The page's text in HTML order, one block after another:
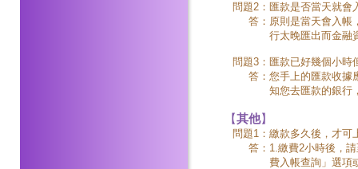
問題2： 匯款是否當天就會
答： 原則是當天會入帳
行太晚匯出而金融
問題3： 匯款已好幾個小時
答： 您手上的匯款收據
知您去匯款的銀行
【其他】
問題1： 繳款多久後，才可
答： 1.繳費2小時後，
費入帳查詢」選項